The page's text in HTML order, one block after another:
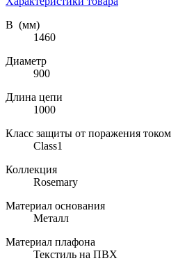
В (мм)
1460
Диаметр
900
Длина цепи
1000
Класс защиты от поражения током
Class1
Коллекция
Rosemary
Материал основания
Металл
Материал плафона
Текстиль на ПВХ